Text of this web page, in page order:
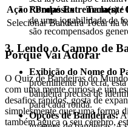
Rondas Extremamente
de uma jogabilidade de
são recompensados
Porque Vai Adorar
O Quiz de Bandeiras do
com uma mente curiosa e um
desafios rápidos, gosta de
simplesmente quer uma forma
também aguça o seu cérebro,
Ação / Propósito
Tecla(s) /
Selecionar Bandeira Tocar na
3. Lendo o Campo de
Exibição do Nome do
proeminente no ecrã,
bandeira precisa de
para cada ronda.
Opções de Bandeiras: